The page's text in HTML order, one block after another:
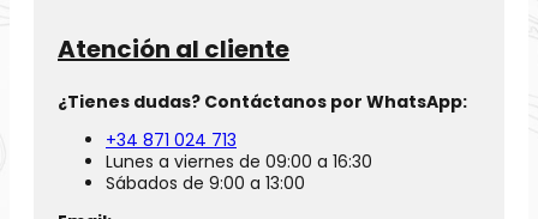
Atención al cliente
¿Tienes dudas? Contáctanos por WhatsApp:
+34 871 024 713
Lunes a viernes de 09:00 a 16:30
Sábados de 9:00 a 13:00